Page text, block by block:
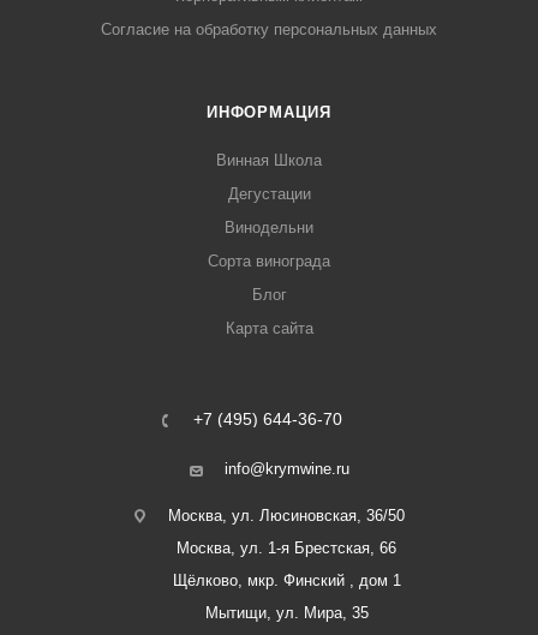
Согласие на обработку персональных данных
ИНФОРМАЦИЯ
Винная Школа
Дегустации
Винодельни
Сорта винограда
Блог
Карта сайта
+7 (495) 644-36-70
info@krymwine.ru
Москва, ул. Люсиновская, 36/50
Москва, ул. 1-я Брестская, 66
Щёлково, мкр. Финский , дом 1
Мытищи, ул. Мира, 35